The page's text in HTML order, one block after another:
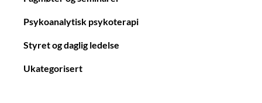
Psykoanalytisk psykoterapi
Styret og daglig ledelse
Ukategorisert